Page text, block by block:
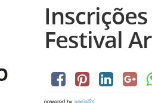
Festival